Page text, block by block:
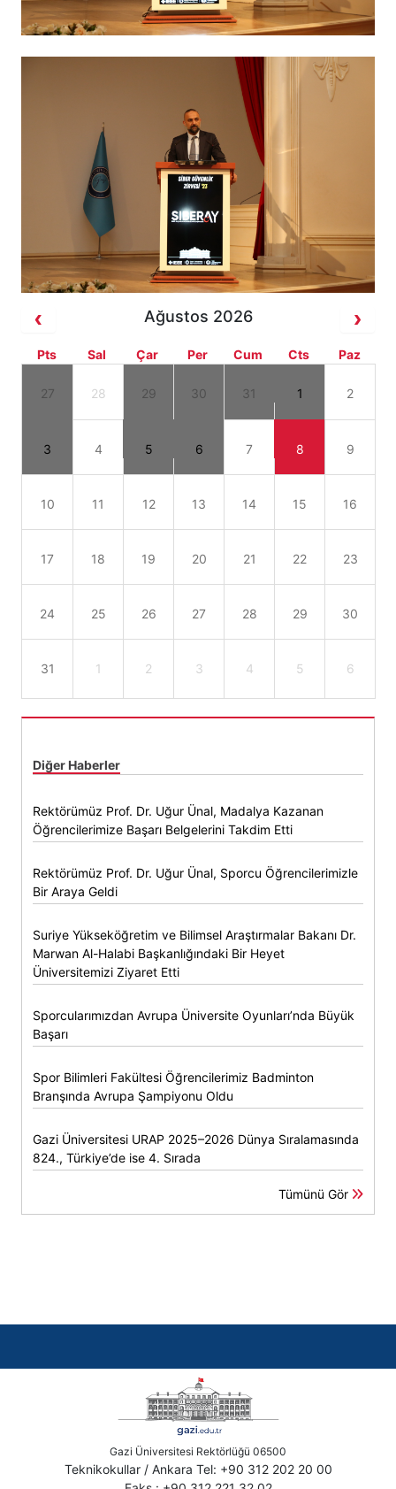
Ağustos 2026
Pts Sal Çar Per Cum Cts Paz
27 28 29 30 31 1 2
3 4 5 6 7 8 9
10 11 12 13 14 15 16
17 18 19 20 21 22 23
24 25 26 27 28 29 30
31 1 2 3 4 5 6
Diğer Haberler
Rektörümüz Prof. Dr. Uğur Ünal, Madalya Kazanan
Öğrencilerimize Başarı Belgelerini Takdim Etti
Rektörümüz Prof. Dr. Uğur Ünal, Sporcu Öğrencilerimizle
Bir Araya Geldi
Suriye Yükseköğretim ve Bilimsel Araştırmalar Bakanı Dr.
Marwan Al-Halabi Başkanlığındaki Bir Heyet
Üniversitemizi Ziyaret Etti
Sporcularımızdan Avrupa Üniversite Oyunları’nda Büyük
Başarı
Spor Bilimleri Fakültesi Öğrencilerimiz Badminton
Branşında Avrupa Şampiyonu Oldu
Gazi Üniversitesi URAP 2025–2026 Dünya Sıralamasında
824., Türkiye’de ise 4. Sırada
Tümünü Gör
Gazi Üniversitesi Rektörlüğü 06500
Teknikokullar / Ankara Tel: +90 312 202 20 00